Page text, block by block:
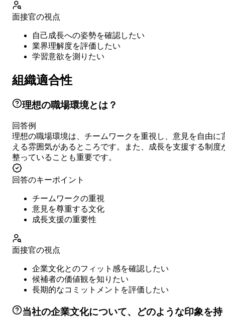
面接官の視点
自己成長への姿勢を確認したい
業界理解度を評価したい
学習意欲を測りたい
組織適合性
理想の職場環境とは？
回答例
理想の職場環境は、チームワークを重視し、意見を自由に
える雰囲気があるところです。また、成長を支援する制度
整っていることも重要です。
回答のキーポイント
チームワークの重視
意見を尊重する文化
成長支援の重要性
面接官の視点
企業文化とのフィット感を確認したい
候補者の価値観を知りたい
長期的なコミットメントを評価したい
当社の企業文化について、どのような印象を持